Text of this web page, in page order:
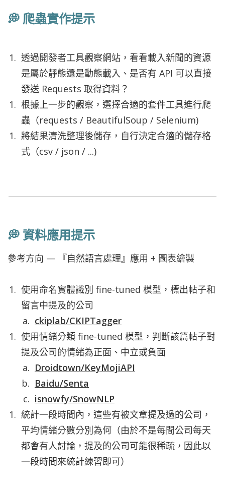
💭 爬蟲實作提示
透過開發者工具觀察網站，看看載入新聞的資源
是屬於靜態還是動態載入、是否有 API 可以直接
發送 Requests 取得資料？
根據上一步的觀察，選擇合適的套件工具進行爬
蟲（requests / BeautifulSoup / Selenium)
將結果清洗整理後儲存，自行決定合適的儲存格
式（csv / json / ...)
💭 資料應用提示
參考方向 — 『自然語言處理』應用 + 圖表繪製
使用命名實體識別 fine-tuned 模型，標出帖子和
留言中提及的公司
ckiplab/CKIPTagger
使用情緒分類 fine-tuned 模型，判斷該篇帖子對
提及公司的情緒為正面、中立或負面
Droidtown/KeyMojiAPI
Baidu/Senta
isnowfy/SnowNLP
統計一段時間內，這些有被文章提及過的公司，
平均情緒分數分別為何（由於不是每間公司每天
都會有人討論，提及的公司可能很稀疏，因此以
一段時間來統計練習即可）